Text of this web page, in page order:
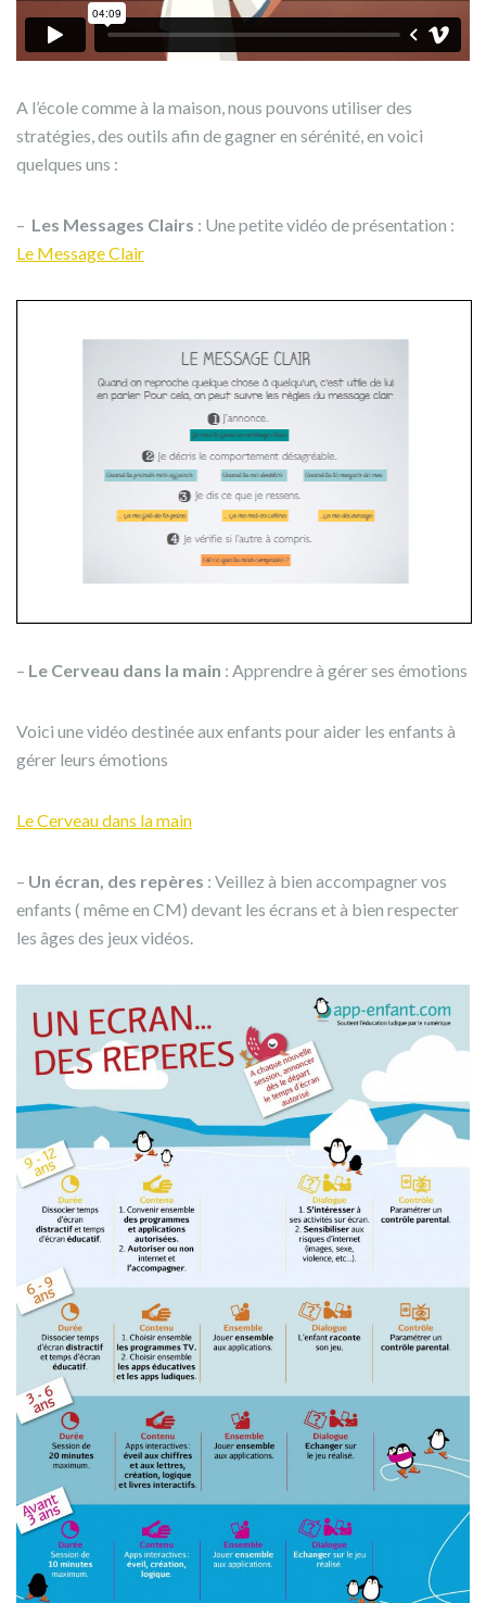
A l’école comme à la maison, nous pouvons utiliser des
stratégies, des outils afin de gagner en sérénité, en voici
quelques uns :
– Les Messages Clairs : Une petite vidéo de présentation :
Le Message Clair
– Le Cerveau dans la main : Apprendre à gérer ses émotions
Voici une vidéo destinée aux enfants pour aider les enfants à
gérer leurs émotions
Le Cerveau dans la main
– Un écran, des repères : Veillez à bien accompagner vos
enfants ( même en CM) devant les écrans et à bien respecter
les âges des jeux vidéos.